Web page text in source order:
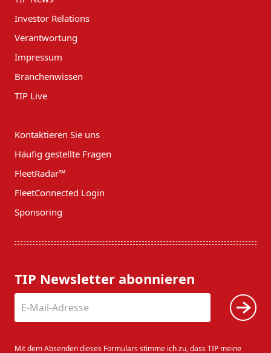
Investor Relations
Verantwortung
Impressum
Branchenwissen
TIP Live
Kontaktieren Sie uns
Häufig gestellte Fragen
FleetRadar™
FleetConnected Login
Sponsoring
TIP Newsletter abonnieren
Mit dem Absenden dieses Formulars stimme ich zu, dass TIP meine